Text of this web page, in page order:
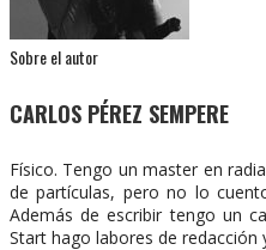
Sobre el autor
CARLOS PÉREZ SEMPERE
Físico. Tengo un master en
de partículas, pero no lo
Además de escribir tengo un
Start hago labores de redacción